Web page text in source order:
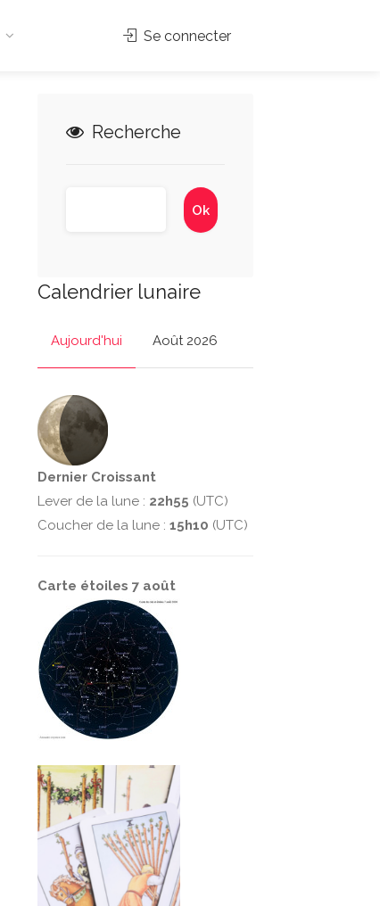
Se connecter
Recherche
Calendrier lunaire
Aujourd'hui Août 2026
Dernier Croissant
Lever de la lune : 22h55 (UTC)
Coucher de la lune : 15h10 (UTC)
Carte étoiles 7 août